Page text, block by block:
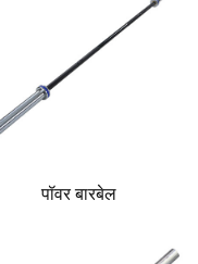
पॉवर बारबेल